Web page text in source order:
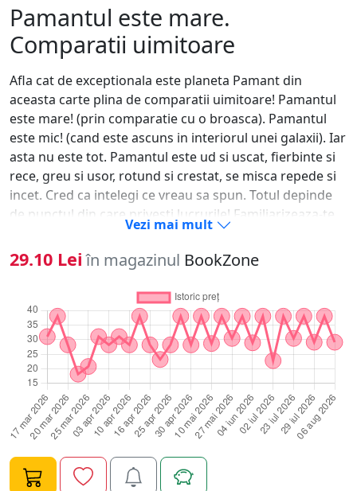
Pamantul este mare.
Comparatii uimitoare
Afla cat de exceptionala este planeta Pamant din
aceasta carte plina de comparatii uimitoare! Pamantul
este mare! (prin comparatie cu o broasca). Pamantul
este mic! (cand este ascuns in interiorul unei galaxii). Iar
asta nu este tot. Pamantul este ud si uscat, fierbinte si
rece, greu si usor, rotund si crestat, se misca repede si
incet. Cred ca intelegi ce vreau sa spun. Totul depinde
de punctul din care privesti lucrurile! Familiarizeaza-te
cu planeta pe care locuim intr-un mod cu totul inedit,
comparand-o cu o mare diversitate de lucruri - de la
particule infime, la roiuri gigantice de stele. Stiai ca
bulele de sapun se numara printre obiectele din
Univers care sunt sfere perfecte? Sau ca pe planeta
noastra numarul de gaini este mai mare decat cel al
oamenilor? Sau ca in desertul cel mai arid de pe Pamant
nu este o caldura insuportabila, ci un frig de crapa
pietrele? Viziteaza cateva dintre cele mai interesante
locuri extreme de pe planeta, priveste diferitele forme
de viata, de la bacterii la elefanti si arborii sequoia, si
exploreaza elementele care fac din Pamant casa
noastra perfecta. Niciodata nu vei mai privi Pamantul in
acelasi fel
Vezi mai mult
29.10 Lei în magazinul BookZone